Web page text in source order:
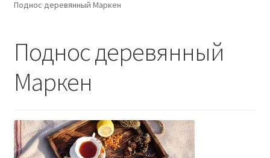
Поднос деревянный Маркен
Поднос деревянный
Маркен